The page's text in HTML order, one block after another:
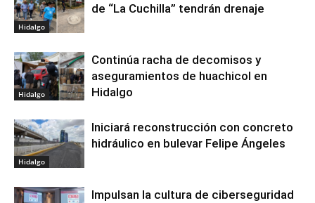
Hidalgo
de “La Cuchilla” tendrán drenaje
Hidalgo
Continúa racha de decomisos y
aseguramientos de huachicol en
Hidalgo
Hidalgo
Iniciará reconstrucción con concreto
hidráulico en bulevar Felipe Ángeles
Impulsan la cultura de ciberseguridad